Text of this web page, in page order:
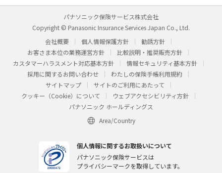
パナソニック保険サービス株式会社
Copyright © Panasonic Insurance Services Japan Co., Ltd.
会社概要
個人情報保護方針
勧誘方針
お客さま本位の業務運営方針
比較説明・推奨販売方針
カスタマーハラスメント対応基本方針
情報セキュリティ基本方針
採用に関するお問い合わせ
わたしの保険手帳利用規約
サイトマップ
サイトのご利用にあたって
クッキー（Cookie）について
ウェブアクセシビリティ方針
パナソニック ホールディングス
Area/Country
個人情報に関するお取扱いについて
パナソニック保険サービスは
プライバシーマークを取得しています。